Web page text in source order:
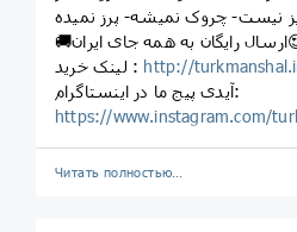
جای ایران😍
لینک خرید : http://
آیدی پیج ما در اینستاگرام:
https://www.instagram.com/
Читать полностью…